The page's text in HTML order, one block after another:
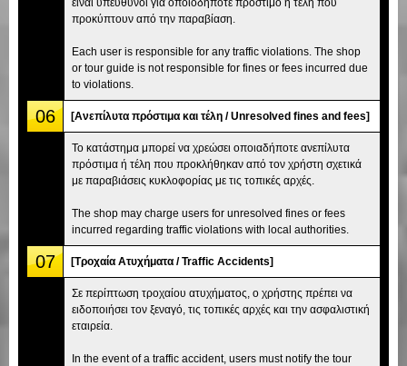
προκύπτουν από την παραβίαση.
Each user is responsible for any traffic violations. The shop
or tour guide is not responsible for fines or fees incurred due
to violations.
06 [Ανεπίλυτα πρόστιμα και τέλη / Unresolved fines and fees]
Το κατάστημα μπορεί να χρεώσει οποιαδήποτε ανεπίλυτα
πρόστιμα ή τέλη που προκλήθηκαν από τον χρήστη σχετικά
με παραβιάσεις κυκλοφορίας με τις τοπικές αρχές.
The shop may charge users for unresolved fines or fees
incurred regarding traffic violations with local authorities.
07 [Τροχαία Ατυχήματα / Traffic Accidents]
Σε περίπτωση τροχαίου ατυχήματος, ο χρήστης πρέπει να
ειδοποιήσει τον ξεναγό, τις τοπικές αρχές και την ασφαλιστική
εταιρεία.
In the event of a traffic accident, users must notify the tour